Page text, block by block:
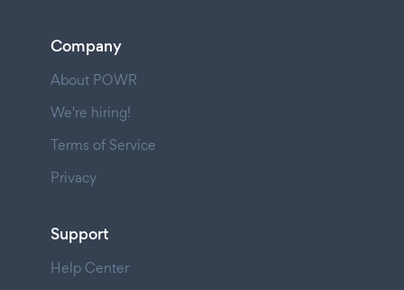
Company
About POWR
We're hiring!
Terms of Service
Privacy
Support
Help Center